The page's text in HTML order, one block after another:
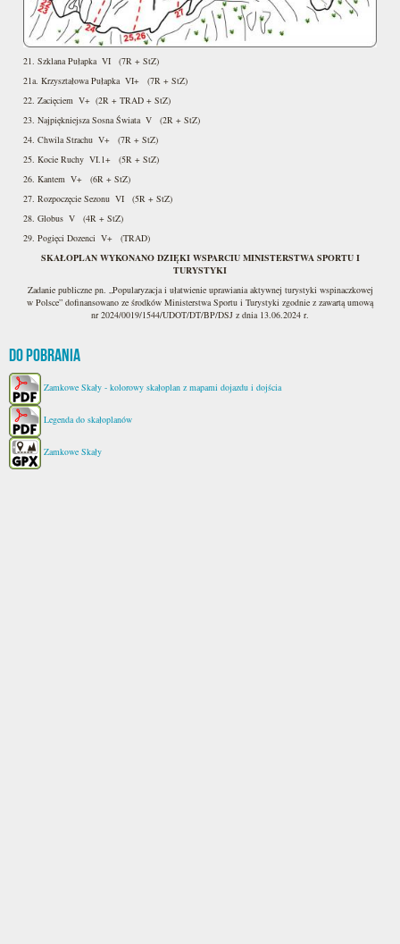
21. Szklana Pułapka VI (7R + StZ)
21a. Krzyształowa Pułapka VI+ (7R + StZ)
22. Zacięciem V+ (2R + TRAD + StZ)
23. Najpiękniejsza Sosna Świata V (2R + StZ)
24. Chwila Strachu V+ (7R + StZ)
25. Kocie Ruchy VI.1+ (5R + StZ)
26. Kantem V+ (6R + StZ)
27. Rozpoczęcie Sezonu VI (5R + StZ)
28. Globus V (4R + StZ)
29. Pogięci Dozenci V+ (TRAD)
SKAŁOPLAN WYKONANO DZIĘKI WSPARCIU MINISTERSTWA SPORTU I
TURYSTYKI
Zadanie publiczne pn. „Popularyzacja i ułatwienie uprawiania aktywnej turystyki wspinaczkowej
w Polsce” dofinansowano ze środków Ministerstwa Sportu i Turystyki zgodnie z zawartą umową
nr 2024/0019/1544/UDOT/DT/BP/DSJ z dnia 13.06.2024 r.
Do pobrania
Zamkowe Skały - kolorowy skałoplan z mapami dojazdu i dojścia
Legenda do skałoplanów
Zamkowe Skały